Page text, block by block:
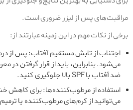
مراقبت‌های پس از لیزر ضروری است.
برخی از نکات مهم در این زمینه عبارتند از:
اجتناب از تابش مستقیم آفتاب: پس از
می‌شود. بنابراین، باید از قرار گرفتن در
ضد آفتاب با SPF بالا جلوگیری کنید.
استفاده از مرطوب‌کننده‌ها: برای کاهش
می‌توانید از کرم‌های مرطوب‌کننده یا